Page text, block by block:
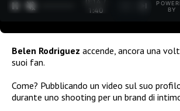
1:40
BY
Belen Rodriguez accende, ancora una
suoi fan.
Come? Pubblicando un video sul suo
durante uno shooting per un brand di